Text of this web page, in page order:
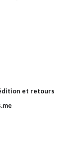
et retours